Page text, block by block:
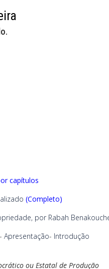
capítulos
(Completo)
por Rabah
- Apresentação- Introdução
ou Estatal de Produção